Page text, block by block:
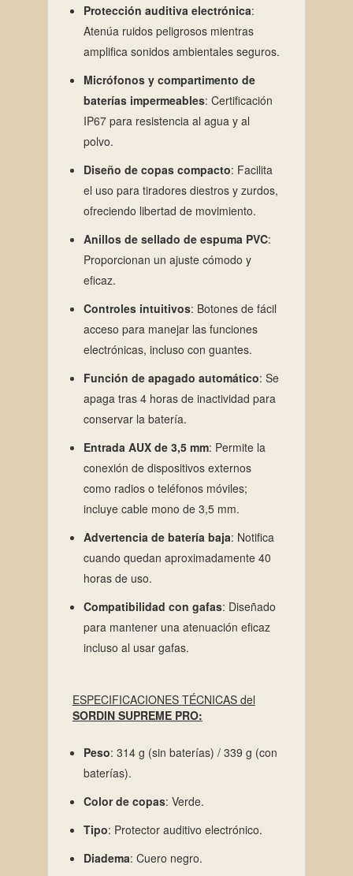
Protección auditiva electrónica:
Atenúa ruidos peligrosos mientras
amplifica sonidos ambientales seguros.
Micrófonos y compartimento de
baterías impermeables: Certificación
IP67 para resistencia al agua y al
polvo.
Diseño de copas compacto: Facilita
el uso para tiradores diestros y zurdos,
ofreciendo libertad de movimiento.
Anillos de sellado de espuma PVC:
Proporcionan un ajuste cómodo y
eficaz.
Controles intuitivos: Botones de fácil
acceso para manejar las funciones
electrónicas, incluso con guantes.
Función de apagado automático: Se
apaga tras 4 horas de inactividad para
conservar la batería.
Entrada AUX de 3,5 mm: Permite la
conexión de dispositivos externos
como radios o teléfonos móviles;
incluye cable mono de 3,5 mm.
Advertencia de batería baja: Notifica
cuando quedan aproximadamente 40
horas de uso.
Compatibilidad con gafas: Diseñado
para mantener una atenuación eficaz
incluso al usar gafas.
ESPECIFICACIONES TÉCNICAS del
SORDIN SUPREME PRO:
Peso: 314 g (sin baterías) / 339 g (con
baterías).
Color de copas: Verde.
Tipo: Protector auditivo electrónico.
Diadema: Cuero negro.